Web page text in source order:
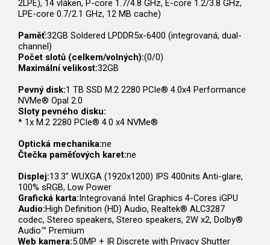
2LPE), 14 vláken, P-core 1.7/4.8 GHz, E-core 1.2/3.8 GHz,
LPE-core 0.7/2.1 GHz, 12 MB cache)
Paměť:32GB Soldered LPDDR5x-6400 (integrovaná, dual-
channel)
Počet slotů (celkem/volných):(0/0)
Maximální velikost:32GB
Pevný disk:1 TB SSD M.2 2280 PCIe® 4.0x4 Performance
NVMe® Opal 2.0
Sloty pevného disku:
* 1x M.2 2280 PCIe® 4.0 x4 NVMe®
Optická mechanika:ne
Čtečka paměťových karet:ne
Displej:13.3" WUXGA (1920x1200) IPS 400nits Anti-glare,
100% sRGB, Low Power
Grafická karta: Integrovaná Intel Graphics 4-Cores iGPU
Audio:High Definition (HD) Audio, Realtek® ALC3287
codec, Stereo speakers, Stereo speakers, 2W x2, Dolby®
Audio™ Premium
Web kamera:5.0MP + IR Discrete with Privacy Shutter